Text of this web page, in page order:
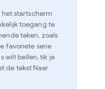
het startscherm
toegang te
taken, zoals
favoriete serie
wilt bellen, tik je
de tekst Naar